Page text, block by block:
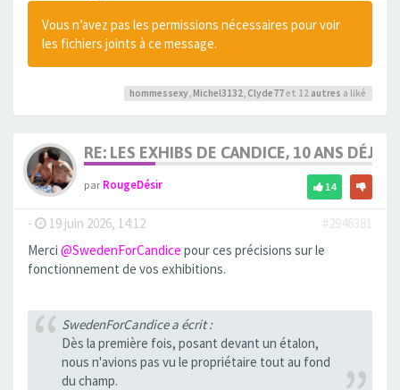
Vous n’avez pas les permissions nécessaires pour voir
les fichiers joints à ce message.
hommessexy Michel3132 Clyde77et 12 autres a liké
RE: LES EXHIBS DE CANDICE, 10 ANS DÉJÀ,
parRougeDésir 14
- 19 juin 2026, 14:12
#2946381
Merci @SwedenForCandice pour ces précisions sur le
fonctionnement de vos exhibitions.
SwedenForCandice a écrit :
Dès la première fois, posant devant un étalon,
nous n'avions pas vu le propriétaire tout au fond
du champ.